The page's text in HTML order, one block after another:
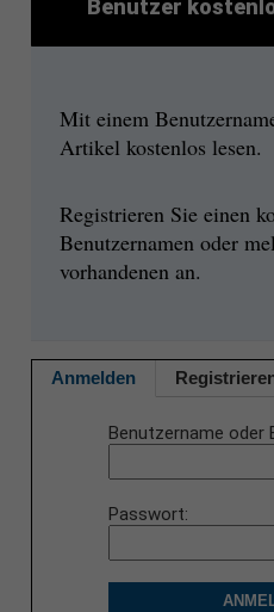
Benutzer
Mit einem
Artikel kostenlos lesen.
Registrieren Sie einen
Benutzernamen oder
vorhandenen an.
Anmelden
Benutzername oder
Passwort